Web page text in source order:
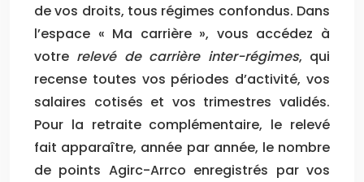
de vos droits, tous régimes confondus. Dans
l’espace « Ma carrière », vous accédez à
votre relevé de carrière inter-régimes, qui
recense toutes vos périodes d’activité, vos
salaires cotisés et vos trimestres validés.
Pour la retraite complémentaire, le relevé
fait apparaître, année par année, le nombre
de points Agirc-Arrco enregistrés par vos